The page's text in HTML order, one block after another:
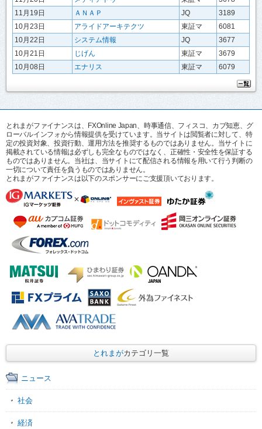
11月19日
ＡＮＡＰ JQ
3189
10月23日
アライドアーキテクツ 東証マ
6081
10月22日
システム情報 JQ
3677
10月21日
じげん 東証マ
3679
10月08日
エナリス 東証マ 6079
とれまがファイナンスは、FXOnline Japan、時事通信、フィスコ、カブ知恵、グ
ローバルインフォから情報提供を受けています。当サイトは閲覧者に対して、特
定の投資対象、投資行動、運用方法を推奨するものではありません。当サイトに
掲載されている情報は必ずしも完全なものではなく、正確性・安全性を保証する
ものではありません。当社は、当サイトにて配信される情報を用いて行う判断の
一切について責任を負うものではありません。
とれまがファイナンスは以下のスポンサーにご支援頂いております。
とれまがカテゴリ一覧
ニュース
社会
経済